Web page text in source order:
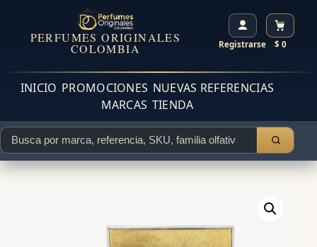
PERFUMES ORIGINALES
COLOMBIA Registrarse $ 0
INICIO PROMOCIONES NUEVAS REFERENCIAS
MARCAS TIENDA